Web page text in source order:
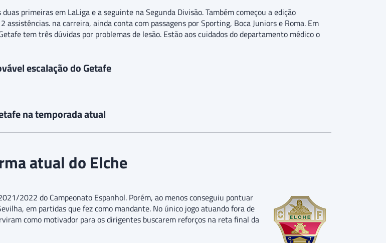
primeiras em LaLiga e a seguinte na Segunda Divisão. Também começou a edição
na carreira, ainda conta com passagens por Sporting, Boca Juniors e Roma. Em
tem três dúvidas por problemas de lesão. Estão aos cuidados do departamento médico o
escalação do Getafe
na temporada atual
atual do Elche
2022 do Campeonato Espanhol. Porém, ao menos conseguiu pontuar
em partidas que fez como mandante. No único jogo atuando fora de
como motivador para os dirigentes buscarem reforços na reta final da